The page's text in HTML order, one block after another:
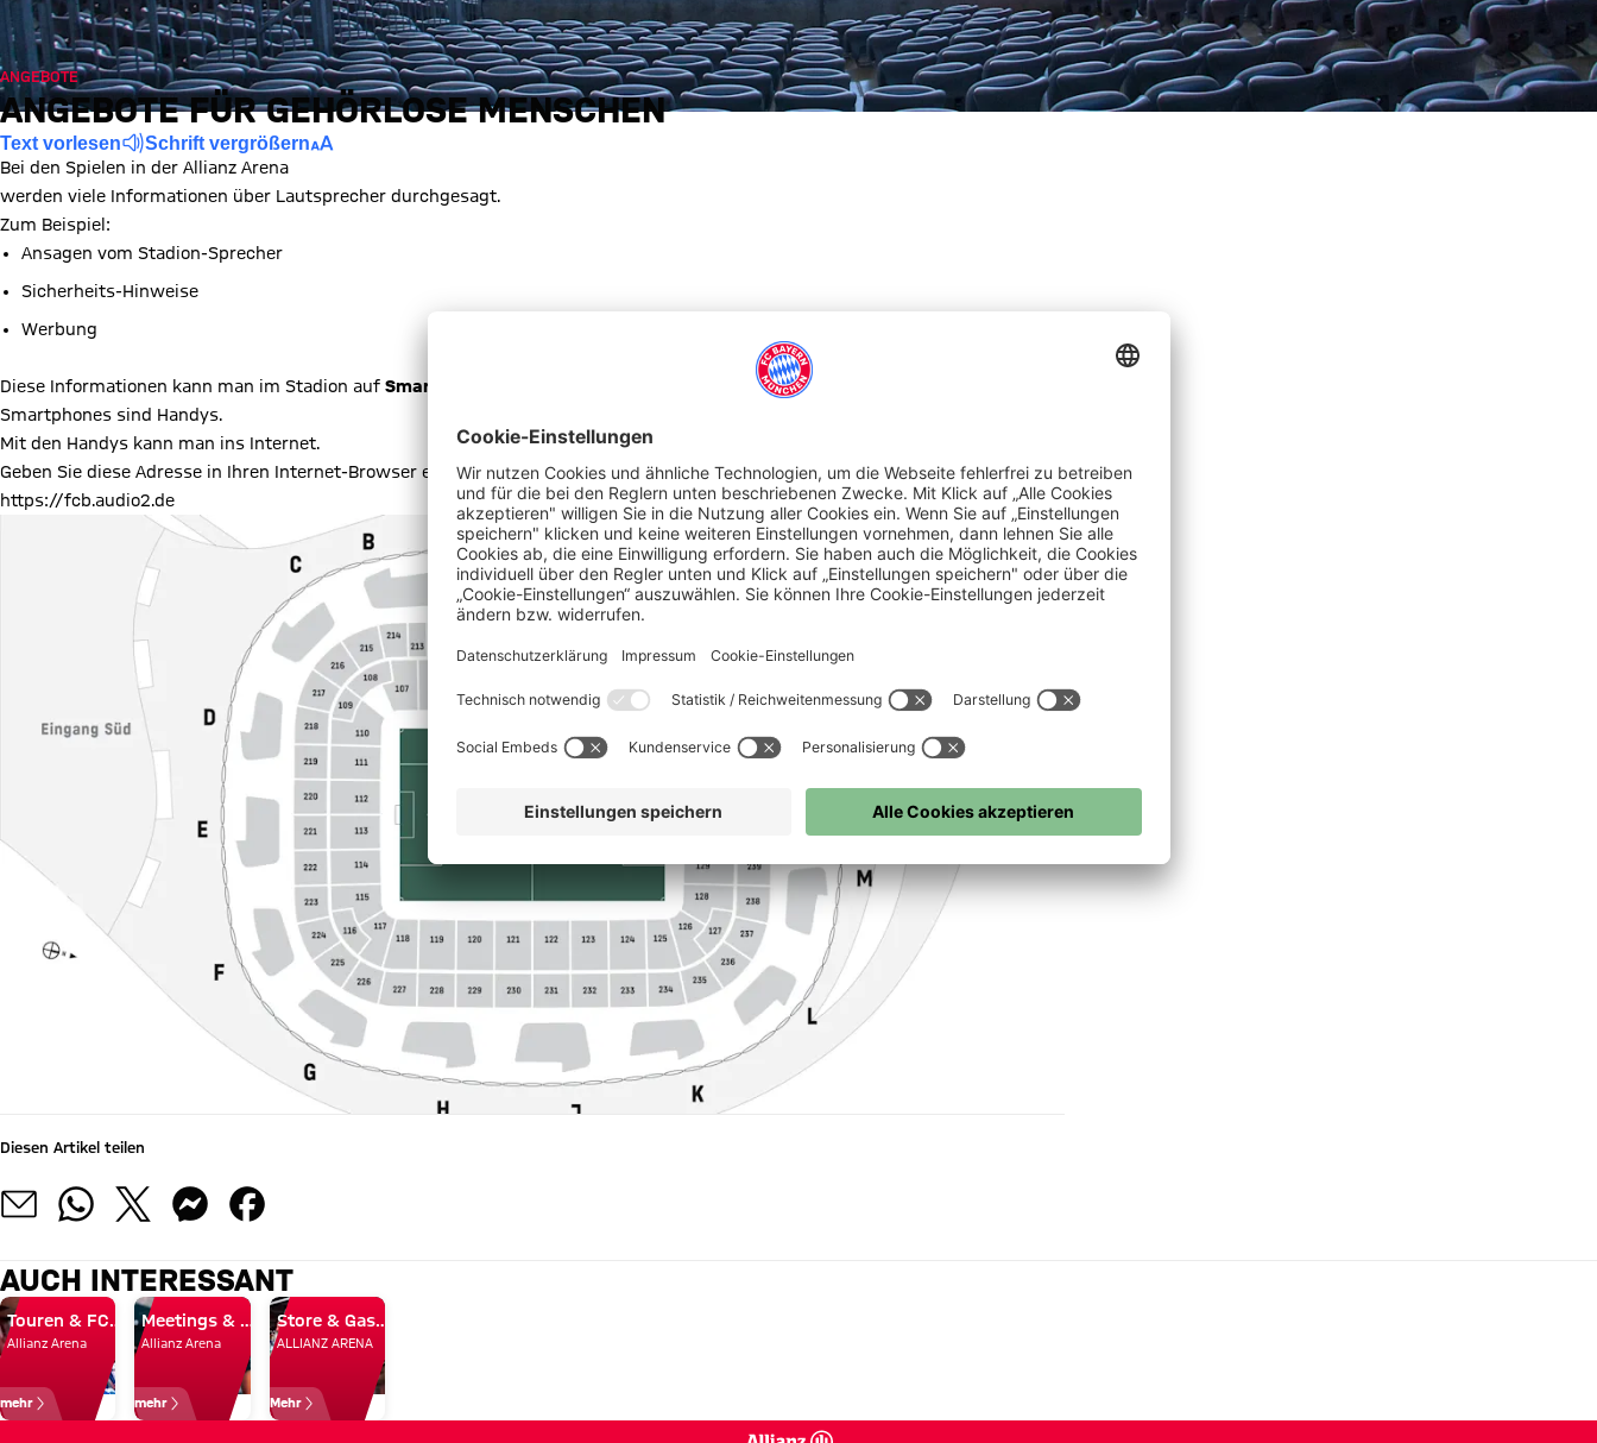
ANGEBOTE
ANGEBOTE FÜR GEHÖRLOSE MENSCHEN
Text vorlesen Schrift vergrößern
Bei den Spielen in der Allianz Arena
werden viele Informationen über Lautsprecher durchgesagt.
Zum Beispiel:
Ansagen vom Stadion-Sprecher
Sicherheits-Hinweise
Werbung
Diese Informationen kann man im Stadion auf Smartphones
Smartphones sind Handys.
Mit den Handys kann man ins Internet.
Geben Sie diese Adresse in Ihren Internet-Browser ein:
https://fcb.audio2.de
Diesen Artikel teilen
AUCH INTERESSANT
Touren & FC Bayern Museum
Allianz Arena
mehr
Meetings & Events
Allianz Arena
mehr
Store & Gastronomie
ALLIANZ ARENA
Mehr